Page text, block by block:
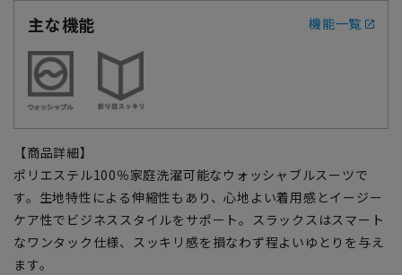
主な機能 機能一覧
【商品詳細】
ポリエステル100％家庭洗濯可能なウォッシャブルスーツで
す。生地特性による伸縮性もあり、心地よい着用感とイージー
ケア性でビジネススタイルをサポート。スラックスはスマート
なワンタック仕様、スッキリ感を損なわず程よいゆとりを与え
ます。